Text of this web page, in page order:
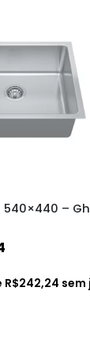
540×440 –
R$242,24 sem